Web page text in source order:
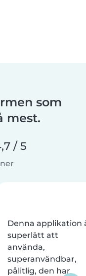
som
mest.
/ 5
Denna applikation
superlätt att
använda,
superanvändbar,
pålitlig, den har